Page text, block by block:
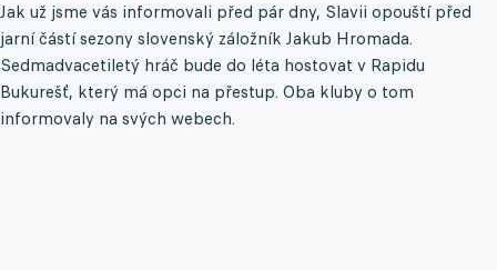
Jak už jsme vás informovali před pár dny, Slavii opouští před
jarní částí sezony slovenský záložník Jakub Hromada.
Sedmadvacetiletý hráč bude do léta hostovat v Rapidu
Bukurešť, který má opci na přestup. Oba kluby o tom
informovaly na svých webech.